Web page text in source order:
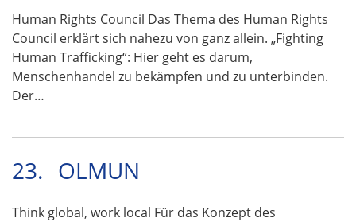
Human Rights Council Das Thema des Human Rights
Council erklärt sich nahezu von ganz allein. „Fighting
Human Trafficking“: Hier geht es darum,
Menschenhandel zu bekämpfen und zu unterbinden.
Der…
23. OLMUN
Think global, work local Für das Konzept des